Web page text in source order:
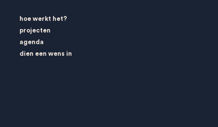
hoe werkt het?
projecten
agenda
dien een wens in